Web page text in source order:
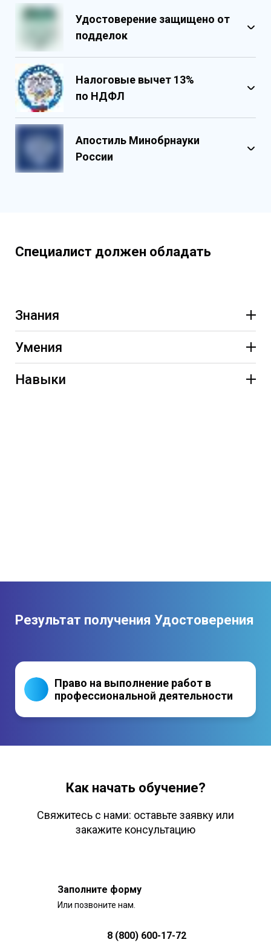
Удостоверение защищено от
подделок
защиты
Государственными реестровыми
элементы защиты
Налоговые вычет 13%
по НДФЛ
Апостиль Минобрнауки
России
Специалист должен обладать
Знания
Умения
Навыки
Результат получения Удостоверения
Право на выполнение работ в
профессиональной деятельности
Как начать обучение?
Свяжитесь с нами: оставьте заявку или
закажите консультацию
Заполните форму
Или позвоните нам.
8 (800) 600-17-72